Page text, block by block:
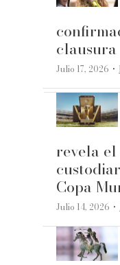
Julio 17, 2026 ·
revela
Copa
Julio 14, 2026 ·